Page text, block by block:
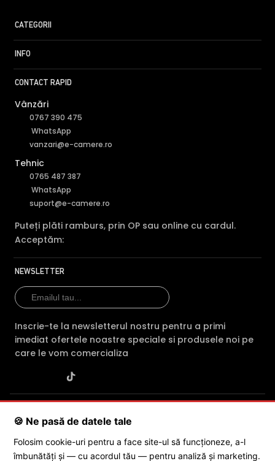
CATEGORII
INFO
CONTACT RAPID
Vânzări
0767 390 475
WhatsApp
vanzari@e-camere.ro
Tehnic
0765 487 387
WhatsApp
suport@e-camere.ro
Puteți plăti ramburs, prin OP sau online cu cardul.
Acceptăm:
NEWSLETTER
Inscrie-te la newsletterul nostru pentru a primi
imediat ofertele noastre speciale si produsele noi pe
care le vom comercializa
J2015001227161· Capital social: 200 RON · Sediu: Str. Petrache
🍪 Ne pasă de datele tale
Folosim cookie-uri pentru a face site-ul să funcționeze, a-l
îmbunătăți și — cu acordul tău — pentru analiză și marketing.